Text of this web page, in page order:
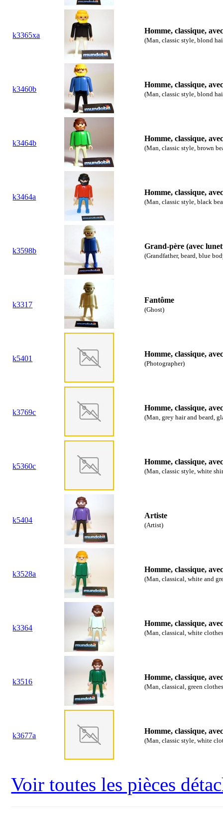
k3365xa
Homme, classique,
(Man, classic style, blond
k3460b
Homme, classique,
(Man, classic style, blond
k3464b
Homme, classique,
(Man, classic style, brown
k3464a
Homme, classique,
(Man, classic style, black
k3598b
Grand-père (avec
(Grandfather, beard, blue
k3317
Fantôme
(Ghost)
k5401
Homme, classique,
(Photographer)
k3769c
Homme, classique,
(Man, grey hair and beard,
k5360c
Homme, classique,
(Man, classic style, white
k5404
Artiste
(Artist)
k3528a
Homme, classique,
(Man, classical, white and
k3364
Homme, classique,
(Man, classical, white
k3516
Homme, classique,
(Man, classical, green
k3677a
Homme, classique,
(Man, classic style, white
Voir toutes les pièces